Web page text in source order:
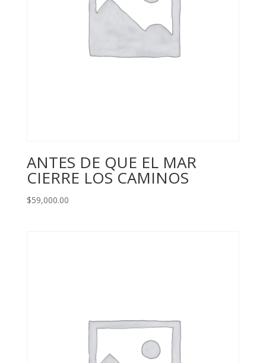
ANTES DE QUE EL MAR
CIERRE LOS CAMINOS
$59,000.00